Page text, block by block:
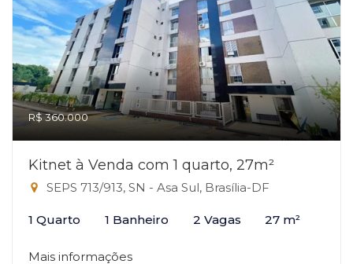
R$ 360.000
Kitnet à Venda com 1 quarto, 27m²
SEPS 713/913, SN - Asa Sul, Brasília-DF
1 Quarto 1 Banheiro 2 Vagas 27 m²
Mais informações